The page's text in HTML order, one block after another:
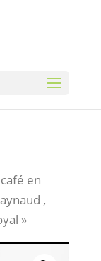
en
,
»